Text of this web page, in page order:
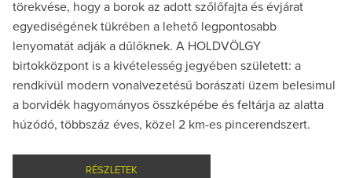
törekvése, hogy a borok az adott szőlőfajta és évjárat
egyediségének tükrében a lehető legpontosabb
lenyomatát adják a dűlőknek. A HOLDVÖLGY
birtokközpont is a kivételesség jegyében született: a
rendkívül modern vonalvezetésű borászati üzem belesimul
a borvidék hagyományos összképébe és feltárja az alatta
húzódó, többszáz éves, közel 2 km-es pincerendszert.
RÉSZLETEK